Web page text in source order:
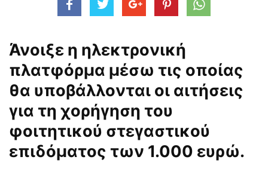
Άνοιξε η ηλεκτρονική
πλατφόρμα μέσω τις οποίας
θα υποβάλλονται οι αιτήσεις
για τη χορήγηση του
φοιτητικού στεγαστικού
επιδόματος των 1.000 ευρώ.